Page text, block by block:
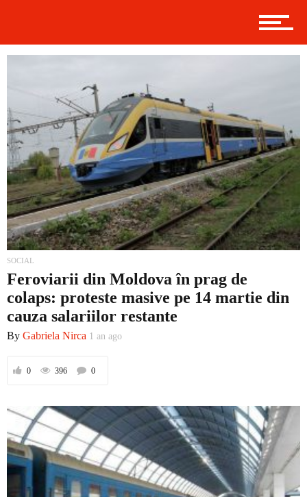
Prima
Politică
Externe
Social
Contact
SOCIAL
Feroviarii din Moldova în prag de
colaps: proteste masive pe 14 martie din
cauza salariilor restante
By Gabriela Nirca 1 an ago
0 396 0